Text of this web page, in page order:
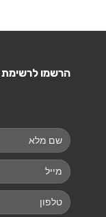
הרשמו לרשימת